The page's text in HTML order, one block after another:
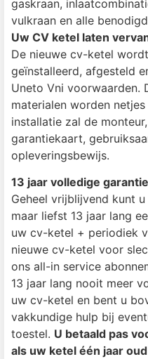
gaskraan,
vulkraan en alle
Uw CV ketel laten
De nieuwe cv-ketel
geïnstalleerd, afgesteld
Uneto Vni voorwaarden.
materialen worden
installatie zal de
garantiekaart,
opleveringsbewijs.
13 jaar volledige
Geheel vrijblijvend kunt
maar liefst 13 jaar lang
uw cv-ketel + periodiek
nieuwe cv-ketel voor
ons all-in service
13 jaar lang nooit meer
uw cv-ketel en bent u
vakkundige hulp bij
toestel. U betaald pas
als uw ketel één jaar